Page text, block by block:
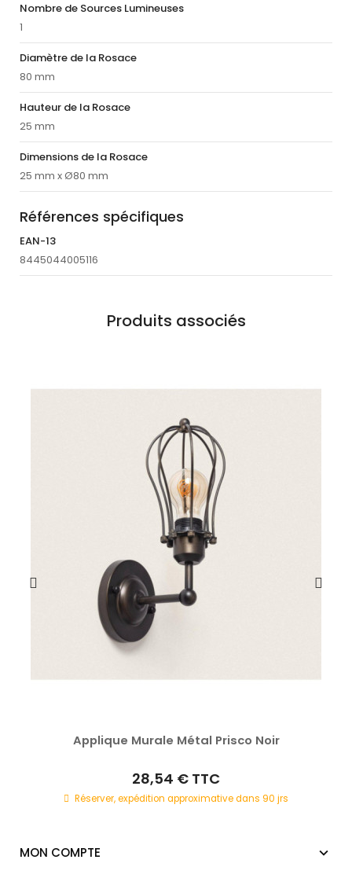
Nombre de Sources Lumineuses
1
Diamètre de la Rosace
80 mm
Hauteur de la Rosace
25 mm
Dimensions de la Rosace
25 mm x Ø80 mm
Références spécifiques
EAN-13
8445044005116
Produits associés
Applique Murale Métal Prisco Noir
28,54 € TTC
Réserver, expédition approximative dans 90 jrs
MON COMPTE